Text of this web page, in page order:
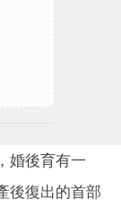
婚後育有一
後復出的首部